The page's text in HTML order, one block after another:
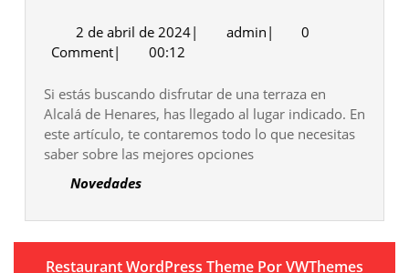
comedor
en
alcalá
de
2 de abril de 20242
de
2024
| adminadmin
|
0
Comment| 00:12
Si estás buscando disfrutar de una terraza en
Alcalá de Henares, has llegado al lugar indicado. En
este artículo, te contaremos todo lo que necesitas
saber sobre las mejores opciones
Novedades
Restaurant WordPress Theme Por VWThemes